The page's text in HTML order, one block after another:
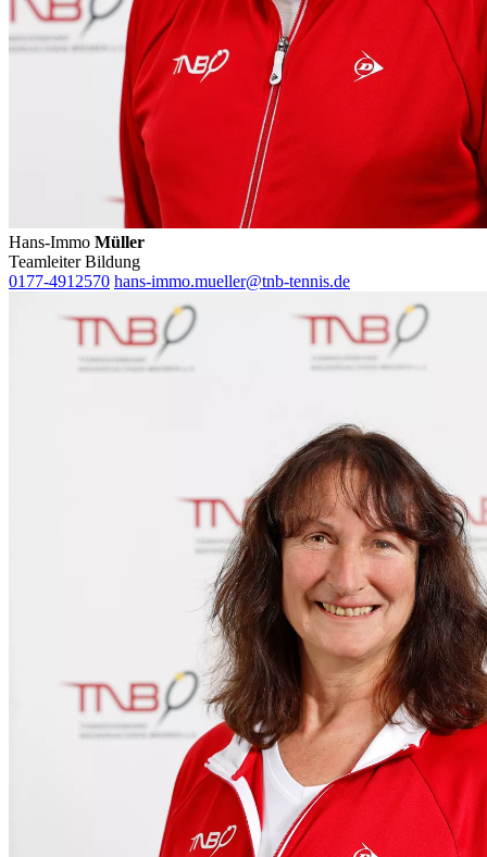
Hans-Immo Müller
Teamleiter Bildung
0177-4912570 hans-immo.mueller@tnb-tennis.de